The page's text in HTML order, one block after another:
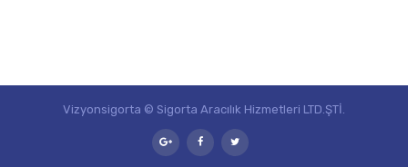
Vizyonsigorta © Sigorta Aracılık Hizmetleri LTD.ŞTİ.